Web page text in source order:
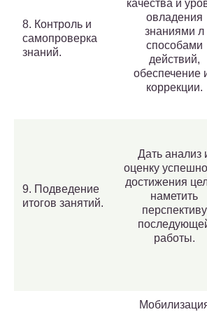
8. Контроль и
самопроверка
знаний.
качества и
овладения
знаниями л
способами
действий,
обеспечение
коррекции.
9. Подведение
итогов занятий.
Дать анализ
оценку
достижения
наметить
перспективу
работы.